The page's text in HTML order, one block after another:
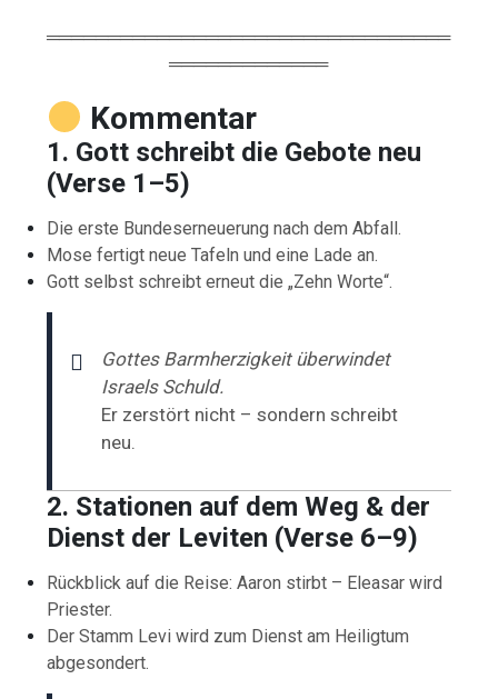
═════════════════════════════════
═════════════
Kommentar
1. Gott schreibt die Gebote neu
(Verse 1–5)
Die erste Bundeserneuerung nach dem Abfall.
Mose fertigt neue Tafeln und eine Lade an.
Gott selbst schreibt erneut die „Zehn Worte“.
Gottes Barmherzigkeit überwindet
Israels Schuld.
Er zerstört nicht – sondern schreibt
neu.
2. Stationen auf dem Weg & der
Dienst der Leviten (Verse 6–9)
Rückblick auf die Reise: Aaron stirbt – Eleasar wird
Priester.
Der Stamm Levi wird zum Dienst am Heiligtum
abgesondert.